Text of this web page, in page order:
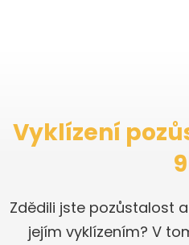
Vyklízení
9
Zdědili jste pozůstalost
jejím vyklízením? V